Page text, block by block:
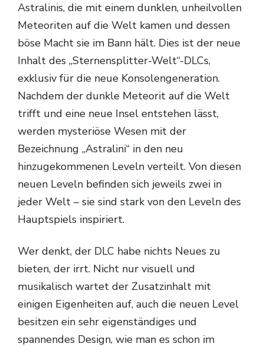
Astralinis, die mit einem dunklen, unheilvollen
Meteoriten auf die Welt kamen und dessen
böse Macht sie im Bann hält. Dies ist der neue
Inhalt des „Sternensplitter-Welt“-DLCs,
exklusiv für die neue Konsolengeneration.
Nachdem der dunkle Meteorit auf die Welt
trifft und eine neue Insel entstehen lässt,
werden mysteriöse Wesen mit der
Bezeichnung „Astralini“ in den neu
hinzugekommenen Leveln verteilt. Von diesen
neuen Leveln befinden sich jeweils zwei in
jeder Welt – sie sind stark von den Leveln des
Hauptspiels inspiriert.
Wer denkt, der DLC habe nichts Neues zu
bieten, der irrt. Nicht nur visuell und
musikalisch wartet der Zusatzinhalt mit
einigen Eigenheiten auf, auch die neuen Level
besitzen ein sehr eigenständiges und
spannendes Design, wie man es schon im